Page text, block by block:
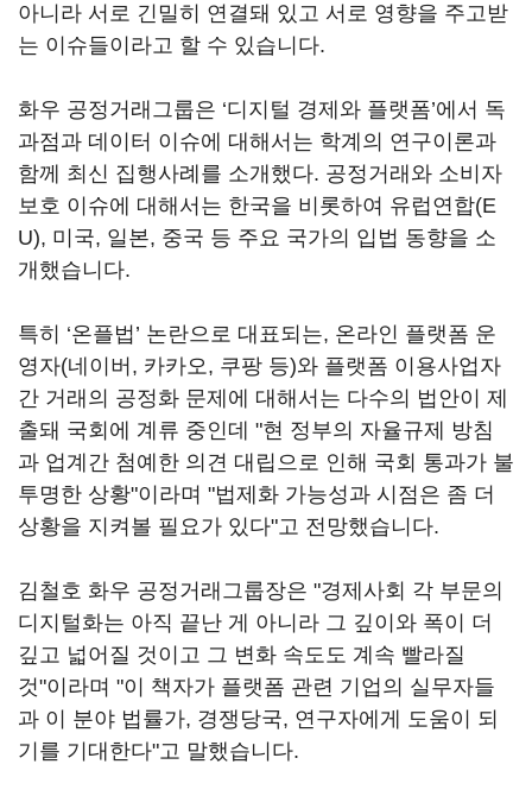
아니라 서로 긴밀히 연결돼 있고 서로 영향을 주고받
는 이슈들이라고 할 수 있습니다.
화우 공정거래그룹은 ‘디지털 경제와 플랫폼’에서 독
과점과 데이터 이슈에 대해서는 학계의 연구이론과
함께 최신 집행사례를 소개했다. 공정거래와 소비자
보호 이슈에 대해서는 한국을 비롯하여 유럽연합(E
U), 미국, 일본, 중국 등 주요 국가의 입법 동향을 소
개했습니다.
특히 ‘온플법’ 논란으로 대표되는, 온라인 플랫폼 운
영자(네이버, 카카오, 쿠팡 등)와 플랫폼 이용사업자
간 거래의 공정화 문제에 대해서는 다수의 법안이 제
출돼 국회에 계류 중인데 "현 정부의 자율규제 방침
과 업계간 첨예한 의견 대립으로 인해 국회 통과가 불
투명한 상황"이라며 "법제화 가능성과 시점은 좀 더
상황을 지켜볼 필요가 있다"고 전망했습니다.
김철호 화우 공정거래그룹장은 "경제사회 각 부문의
디지털화는 아직 끝난 게 아니라 그 깊이와 폭이 더
깊고 넓어질 것이고 그 변화 속도도 계속 빨라질
것"이라며 "이 책자가 플랫폼 관련 기업의 실무자들
과 이 분야 법률가, 경쟁당국, 연구자에게 도움이 되
기를 기대한다"고 말했습니다.